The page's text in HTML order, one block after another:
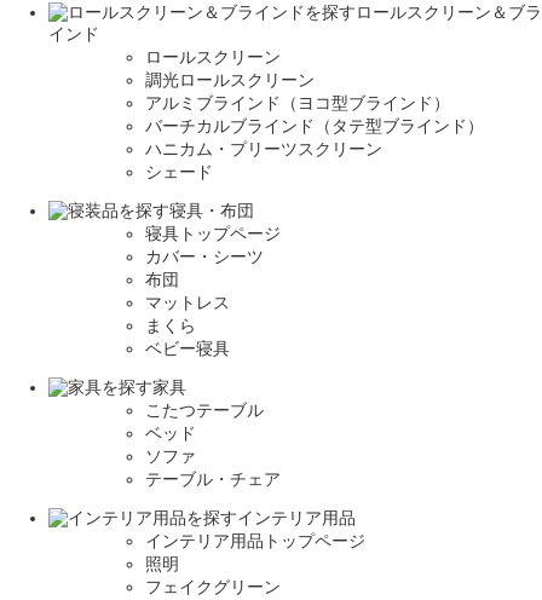
ロールスクリーン＆ブラ
インド
ロールスクリーン
調光ロールスクリーン
アルミブラインド（ヨコ型ブラインド）
バーチカルブラインド（タテ型ブラインド）
ハニカム・プリーツスクリーン
シェード
寝具・布団
寝具トップページ
カバー・シーツ
布団
マットレス
まくら
ベビー寝具
家具
こたつテーブル
ベッド
ソファ
テーブル・チェア
インテリア用品
インテリア用品トップページ
照明
フェイクグリーン